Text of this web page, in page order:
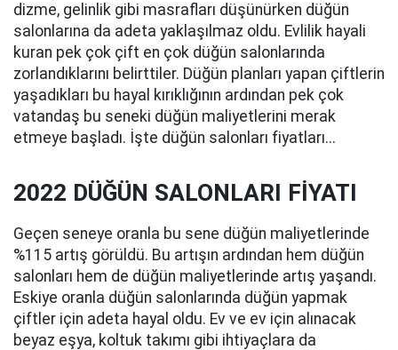
dizme, gelinlik gibi masrafları düşünürken düğün
salonlarına da adeta yaklaşılmaz oldu. Evlilik hayali
kuran pek çok çift en çok düğün salonlarında
zorlandıklarını belirttiler. Düğün planları yapan çiftlerin
yaşadıkları bu hayal kırıklığının ardından pek çok
vatandaş bu seneki düğün maliyetlerini merak
etmeye başladı. İşte düğün salonları fiyatları...
2022 DÜĞÜN SALONLARI FİYATI
Geçen seneye oranla bu sene düğün maliyetlerinde
%115 artış görüldü. Bu artışın ardından hem düğün
salonları hem de düğün maliyetlerinde artış yaşandı.
Eskiye oranla düğün salonlarında düğün yapmak
çiftler için adeta hayal oldu. Ev ve ev için alınacak
beyaz eşya, koltuk takımı gibi ihtiyaçlara da